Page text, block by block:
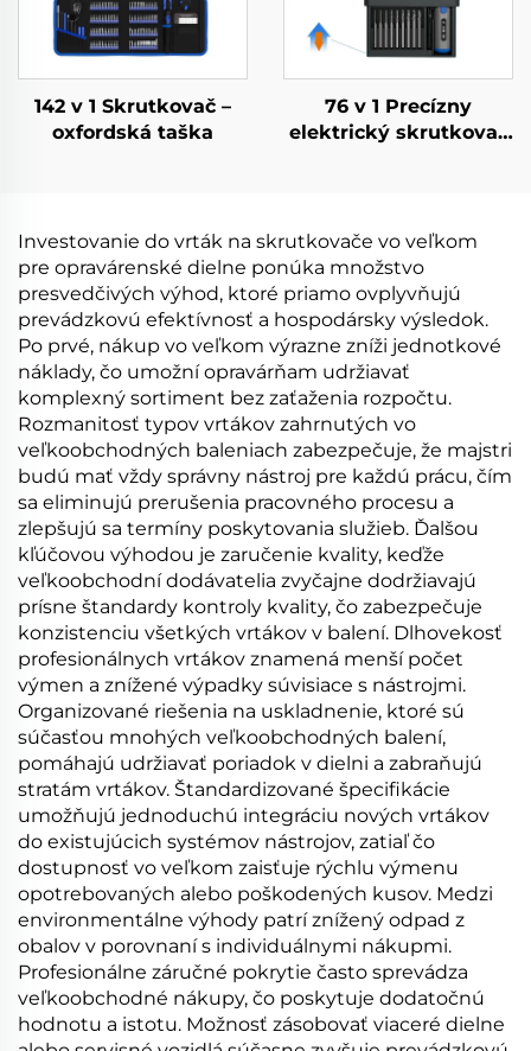
142 v 1 Skrutkovač –
oxfordská taška
76 v 1 Precízny
elektrický skrutkovač
Investovanie do vrták na skrutkovače vo veľkom
pre opravárenské dielne ponúka množstvo
presvedčivých výhod, ktoré priamo ovplyvňujú
prevádzkovú efektívnosť a hospodársky výsledok.
Po prvé, nákup vo veľkom výrazne zníži jednotkové
náklady, čo umožní opravárňam udržiavať
komplexný sortiment bez zaťaženia rozpočtu.
Rozmanitosť typov vrtákov zahrnutých vo
veľkoobchodných baleniach zabezpečuje, že majstri
budú mať vždy správny nástroj pre každú prácu, čím
sa eliminujú prerušenia pracovného procesu a
zlepšujú sa termíny poskytovania služieb. Ďalšou
kľúčovou výhodou je zaručenie kvality, keďže
veľkoobchodní dodávatelia zvyčajne dodržiavajú
prísne štandardy kontroly kvality, čo zabezpečuje
konzistenciu všetkých vrtákov v balení. Dlhovekosť
profesionálnych vrtákov znamená menší počet
výmen a znížené výpadky súvisiace s nástrojmi.
Organizované riešenia na uskladnenie, ktoré sú
súčasťou mnohých veľkoobchodných balení,
pomáhajú udržiavať poriadok v dielni a zabraňujú
stratám vrtákov. Štandardizované špecifikácie
umožňujú jednoduchú integráciu nových vrtákov
do existujúcich systémov nástrojov, zatiaľ čo
dostupnosť vo veľkom zaisťuje rýchlu výmenu
opotrebovaných alebo poškodených kusov. Medzi
environmentálne výhody patrí znížený odpad z
obalov v porovnaní s individuálnymi nákupmi.
Profesionálne záručné pokrytie často sprevádza
veľkoobchodné nákupy, čo poskytuje dodatočnú
hodnotu a istotu. Možnosť zásobovať viaceré dielne